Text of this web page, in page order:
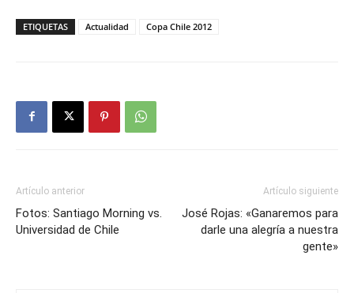
ETIQUETAS Actualidad Copa Chile 2012
Artículo anterior
Fotos: Santiago Morning vs.
Universidad de Chile
Artículo siguiente
José Rojas: «Ganaremos para
darle una alegría a nuestra
gente»